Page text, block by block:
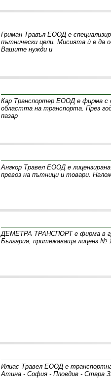
Гриман Травъл ЕООД е
пътнически цели. Мисията ѝ е да
Вашите нужди и
Кар Транспортер ЕООД е фирма с
областта на транспорта. През
пазар
Ангкор Травел ЕООД е
превоз на пътници и товари.
ДЕМЕТРА ТРАНСПОРТ е фирма в
България, притежаваща лиценз №
Илиас Травел ЕООД е
Атина - София - Пловдив - Стара